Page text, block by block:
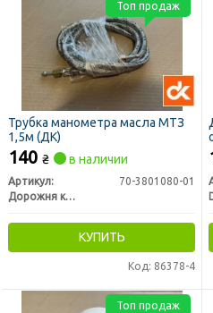
Трубка манометра масла МТЗ
1,5м (ДК)
140 ₴ в наличии
Артикул:
70-3801080-01
Дорожня карта
КУПИТЬ
Код: 86378-4
Топ продаж
Топ продаж